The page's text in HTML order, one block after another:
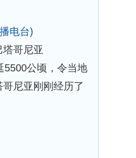
电台)
哥尼亚
5500公顷，令当地
尼亚刚刚经历了